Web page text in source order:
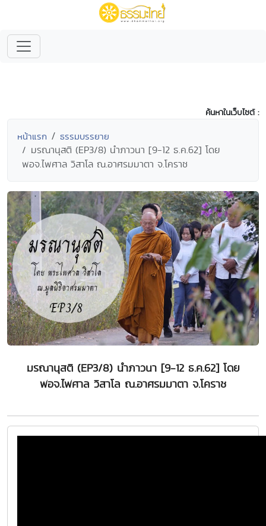
ค้นหาในเว็บไซต์ :
หน้าแรก ธรรมบรรยาย
มรณานุสติ (EP3/8) นำภาวนา [9-12 ธ.ค.62] โดย
พอจ.ไพศาล วิสาโล ณ.อาศรมมาตา จ.โคราช
มรณานุสติ (EP3/8) นำภาวนา [9-12 ธ.ค.62] โดย
พอจ.ไพศาล วิสาโล ณ.อาศรมมาตา จ.โคราช